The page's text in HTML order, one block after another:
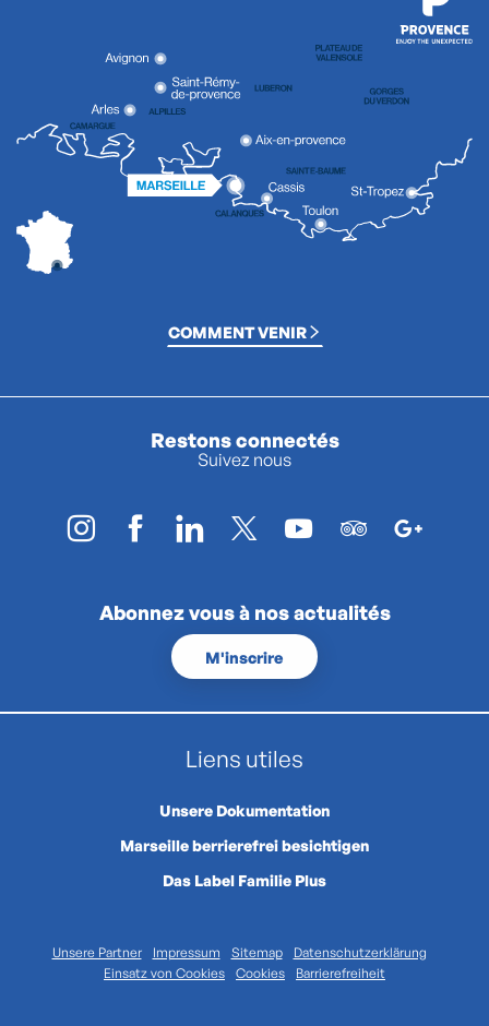
COMMENT VENIR
Restons connectés
Suivez nous
Abonnez vous à nos actualités
M'inscrire
Liens utiles
Unsere Dokumentation
Marseille berrierefrei besichtigen
Das Label Familie Plus
Unsere Partner Impressum Sitemap
Datenschutzerklärung
Einsatz von Cookies
Cookies Barrierefreiheit